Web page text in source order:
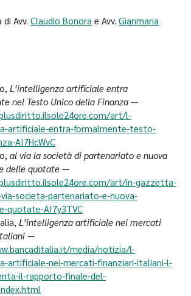
Avv. Claudio Bonora e Avv. Gianmaria
L’intelligenza artificiale entra
nel Testo Unico della Finanza —
art/l-
artificiale-entra-formalmente-testo-
AI7HcWvC
al via la società di partenariato e nuova
delle quotate —
art/in-gazzetta-
societa-partenariato-e-nuova-
quotate-AI7y3TVC
L’intelligenza artificiale nei mercati
—
media/notizia/l-
artificiale-nei-mercati-finanziari-italiani-l-
il-rapporto-finale-del-